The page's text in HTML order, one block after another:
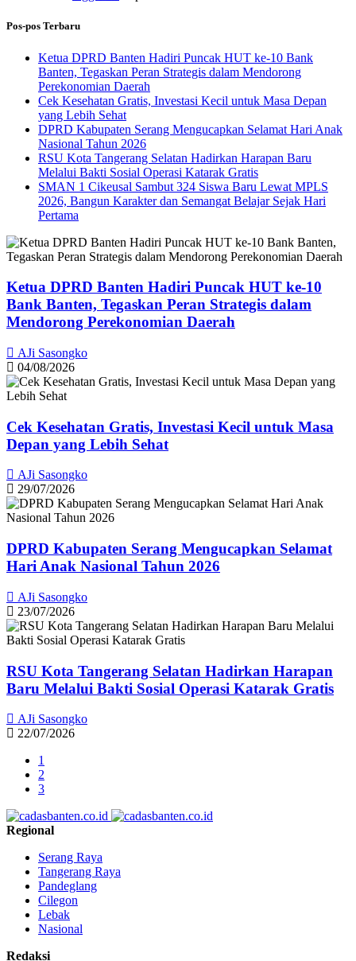
Pos-pos Terbaru
Ketua DPRD Banten Hadiri Puncak HUT ke-10 Bank
Banten, Tegaskan Peran Strategis dalam Mendorong
Perekonomian Daerah
Cek Kesehatan Gratis, Investasi Kecil untuk Masa Depan
yang Lebih Sehat
DPRD Kabupaten Serang Mengucapkan Selamat Hari Anak
Nasional Tahun 2026
RSU Kota Tangerang Selatan Hadirkan Harapan Baru
Melalui Bakti Sosial Operasi Katarak Gratis
SMAN 1 Cikeusal Sambut 324 Siswa Baru Lewat MPLS
2026, Bangun Karakter dan Semangat Belajar Sejak Hari
Pertama
Ketua DPRD Banten Hadiri Puncak HUT ke-10
Bank Banten, Tegaskan Peran Strategis dalam
Mendorong Perekonomian Daerah
AJi Sasongko
04/08/2026
Cek Kesehatan Gratis, Investasi Kecil untuk Masa
Depan yang Lebih Sehat
AJi Sasongko
29/07/2026
DPRD Kabupaten Serang Mengucapkan Selamat
Hari Anak Nasional Tahun 2026
AJi Sasongko
23/07/2026
RSU Kota Tangerang Selatan Hadirkan Harapan
Baru Melalui Bakti Sosial Operasi Katarak Gratis
AJi Sasongko
22/07/2026
1
2
3
Regional
Serang Raya
Tangerang Raya
Pandeglang
Cilegon
Lebak
Nasional
Redaksi